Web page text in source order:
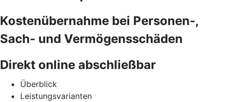
Kostenübernahme bei Personen-,
Sach- und Vermögensschäden
Direkt online abschließbar
Überblick
Leistungsvarianten